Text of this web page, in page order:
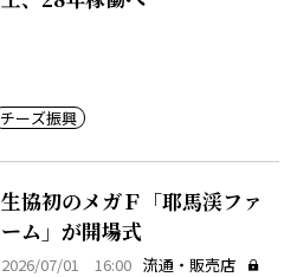
チーズ振興
生協初のメガＦ「耶馬渓ファ
ーム」が開場式
2026/07/01 16:00 流通・販売店